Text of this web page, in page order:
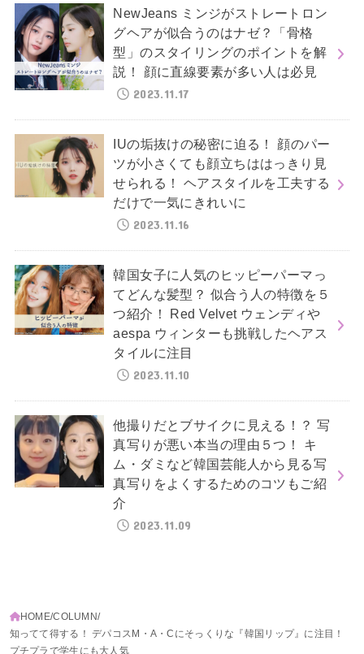
NewJeans ミンジがストレートロン
グヘアが似合うのはナゼ？「骨格
型」のスタイリングのポイントを解
説！ 顔に直線要素が多い人は必見
2023.11.17
IUの垢抜けの秘密に迫る！ 顔のパー
ツが小さくても顔立ちははっきり見
せられる！ ヘアスタイルを工夫する
だけで一気にきれいに
2023.11.16
韓国女子に人気のヒッピーパーマっ
てどんな髪型？ 似合う人の特徴を５
つ紹介！ Red Velvet ウェンディや
aespa ウィンターも挑戦したヘアス
タイルに注目
2023.11.10
他撮りだとブサイクに見える！？ 写
真写りが悪い本当の理由５つ！ キ
ム・ダミなど韓国芸能人から見る写
真写りをよくするためのコツもご紹
介
2023.11.09
HOME COLUMN
知ってて得する！ デパコスM・A・Cにそっくりな『韓国リップ』に注目！
プチプラで学生にも大人気